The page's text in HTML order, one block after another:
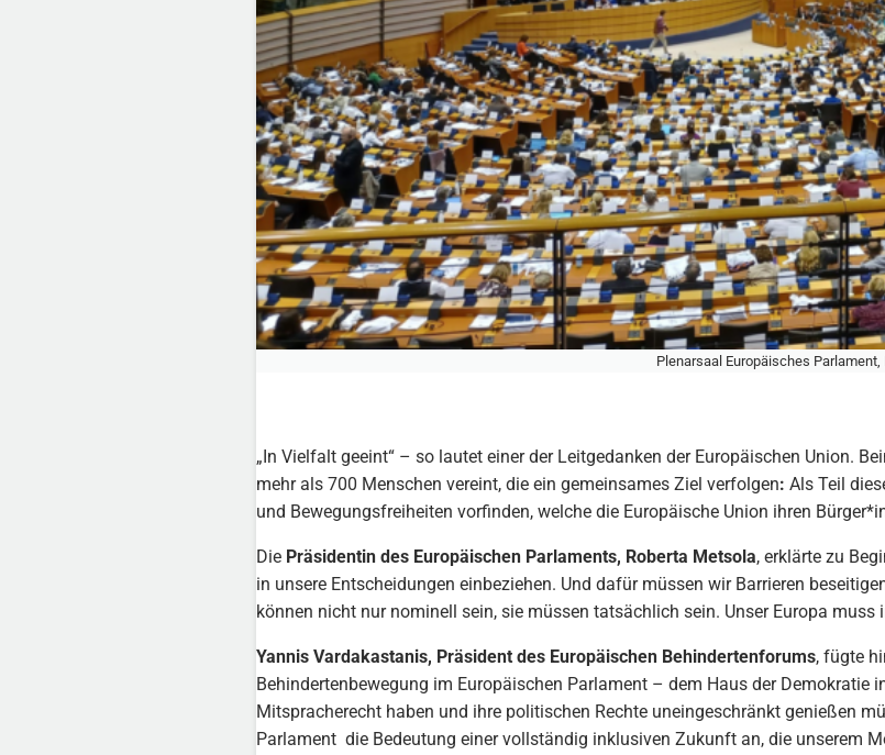
Plenarsaal Europäisches Parlament,
„In Vielfalt geeint“ – so lautet einer der Leitgedanken der Europäischen Union.
mehr als 700 Menschen vereint, die ein gemeinsames Ziel verfolgen: Als Teil
und Bewegungsfreiheiten vorfinden, welche die Europäische Union ihren
Die Präsidentin des Europäischen Parlaments, Roberta Metsola, erklärte zu
in unsere Entscheidungen einbeziehen. Und dafür müssen wir Barrieren
können nicht nur nominell sein, sie müssen tatsächlich sein. Unser Europa
Yannis Vardakastanis, Präsident des Europäischen Behindertenforums, fügte
Behindertenbewegung im Europäischen Parlament – dem Haus der Demokratie
Mitspracherecht haben und ihre politischen Rechte uneingeschränkt genießen
Parlament die Bedeutung einer vollständig inklusiven Zukunft an, die unserem